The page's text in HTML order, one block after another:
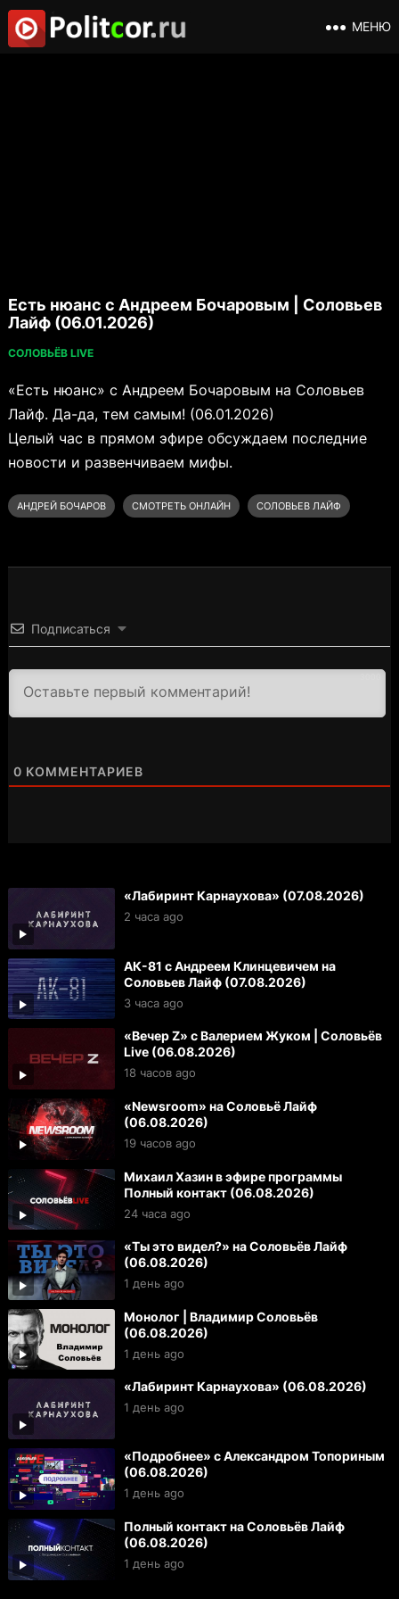
МЕНЮ
Есть нюанс с Андреем Бочаровым | Соловьев
Лайф (06.01.2026)
СОЛОВЬЁВ LIVE
«Есть нюанс» с Андреем Бочаровым на Соловьев
Лайф. Да-да, тем самым! (06.01.2026)
Целый час в прямом эфире обсуждаем последние
новости и развенчиваем мифы.
АНДРЕЙ БОЧАРОВ СМОТРЕТЬ ОНЛАЙН СОЛОВЬЕВ ЛАЙФ
Подписаться
0 КОММЕНТАРИЕВ
«Лабиринт Карнаухова» (07.08.2026)
2 часа ago
АК-81 с Андреем Клинцевичем на
Соловьев Лайф (07.08.2026)
3 часа ago
«Вечер Z» с Валерием Жуком | Соловьёв
Live (06.08.2026)
18 часов ago
«Newsroom» на Соловьё Лайф
(06.08.2026)
19 часов ago
Михаил Хазин в эфире программы
Полный контакт (06.08.2026)
24 часа ago
«Ты это видел?» на Соловьёв Лайф
(06.08.2026)
1 день ago
Монолог | Владимир Соловьёв
(06.08.2026)
1 день ago
«Лабиринт Карнаухова» (06.08.2026)
1 день ago
«Подробнее» с Александром Топориным
(06.08.2026)
1 день ago
Полный контакт на Соловьёв Лайф
(06.08.2026)
1 день ago